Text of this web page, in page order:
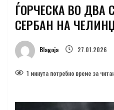
ЃОРЧЕСКА ВО ДВА
СЕРБАН НА
Blagoja 27.01.2026
1 минутa потребно време за